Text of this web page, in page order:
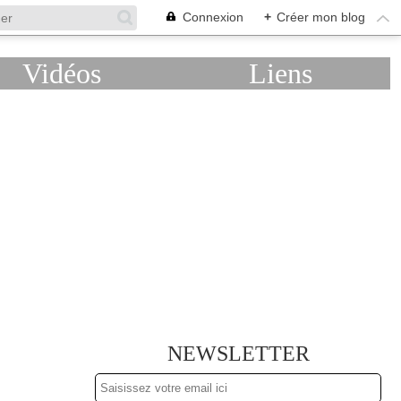
Connexion + Créer mon blog
Vidéos Liens
NEWSLETTER